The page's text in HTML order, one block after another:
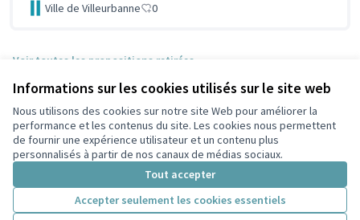
Informations sur les cookies utilisés sur le site web
Nous utilisons des cookies sur notre site Web pour améliorer la
performance et les contenus du site. Les cookies nous permettent
de fournir une expérience utilisateur et un contenu plus
personnalisés à partir de nos canaux de médias sociaux.
Tout accepter
Accepter seulement les cookies essentiels
Ville de Villeurbanne 0
Voir toutes les propositions retirées
Conditions d'utilisation
Paramètres des cookies
Participez Villeurbanne sur X
(Lien externe)
Participez Villeurbanne sur Facebook
Participez Villeurbanne sur Instagram
Participez Villeurbanne sur YouTube
(Lien externe)